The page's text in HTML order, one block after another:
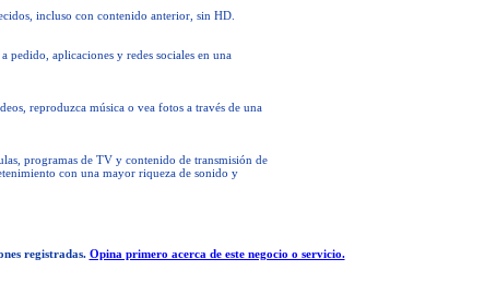
incluso con contenido anterior, sin HD.
pedido, aplicaciones y redes sociales en una
reproduzca música o vea fotos a través de una
programas de TV y contenido de transmisión de
con una mayor riqueza de sonido y
registradas. Opina primero acerca de este negocio o servicio.